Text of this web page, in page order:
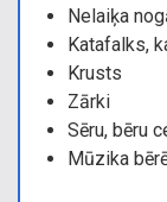
Nelaiķa
Katafalks,
Krusts
Zārki
Sēru, bēru
Mūzika